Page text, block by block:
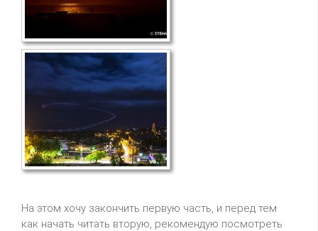
На этом хочу закончить первую часть, и перед тем
как начать читать вторую, рекомендую посмотреть